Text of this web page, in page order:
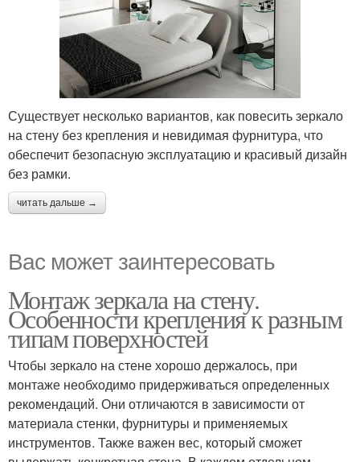
Существует несколько вариантов, как повесить зеркало
на стену без крепления и невидимая фурнитура, что
обеспечит безопасную эксплуатацию и красивый дизайн
без рамки.
читать дальше →
Вас может заинтересовать
Монтаж зеркала на стену.
Особенности крепления к разным
типам поверхностей
Чтобы зеркало на стене хорошо держалось, при
монтаже необходимо придерживаться определенных
рекомендаций. Они отличаются в зависимости от
материала стенки, фурнитуры и применяемых
инструментов. Также важен вес, который сможет